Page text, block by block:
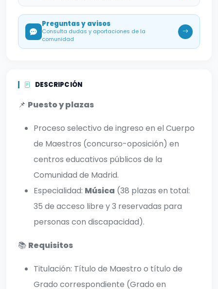
Preguntas y avisos
Consulta dudas y aportaciones de la
comunidad
DESCRIPCIÓN
📌 Puesto y plazas
Proceso selectivo de ingreso en el Cuerpo
de Maestros (concurso-oposición) en
centros educativos públicos de la
Comunidad de Madrid.
Especialidad: Música (38 plazas en total:
35 de acceso libre y 3 reservadas para
personas con discapacidad).
📚 Requisitos
Titulación: Título de Maestro o título de
Grado correspondiente (Grado en